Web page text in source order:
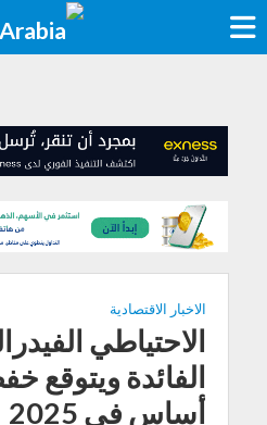
الاخبار الاقتصادية
الاحتياطي
أساس في 2025